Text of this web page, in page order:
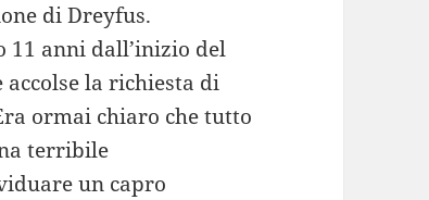
di Dreyfus.
11 anni dall’inizio del
accolse la richiesta di
ormai chiaro che tutto
terribile
un capro